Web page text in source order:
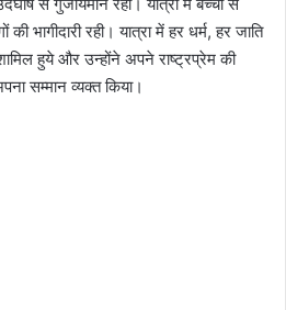
भागीदारी रही। यात्रा में हर धर्म, हर जाति
हुये और उन्होंने अपने राष्ट्रप्रेम की
सम्मान व्यक्त किया।